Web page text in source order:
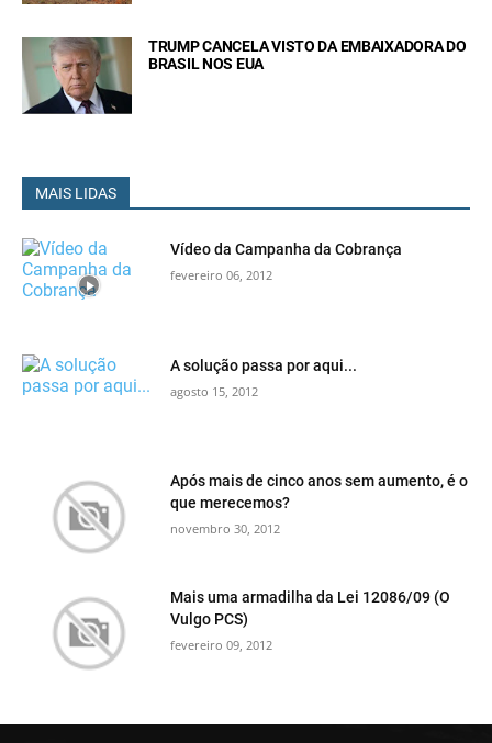
TRUMP CANCELA VISTO DA EMBAIXADORA DO
BRASIL NOS EUA
MAIS LIDAS
Vídeo da Campanha da Cobrança
fevereiro 06, 2012
A solução passa por aqui...
agosto 15, 2012
Após mais de cinco anos sem aumento, é o
que merecemos?
novembro 30, 2012
Mais uma armadilha da Lei 12086/09 (O
Vulgo PCS)
fevereiro 09, 2012